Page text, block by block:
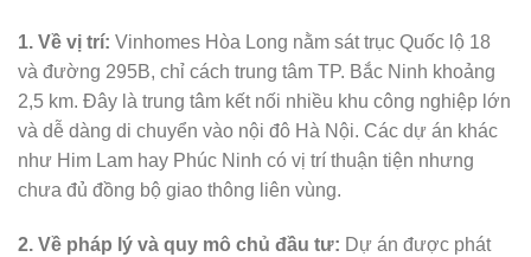
1. Về vị trí: Vinhomes Hòa Long nằm sát trục Quốc lộ 18
và đường 295B, chỉ cách trung tâm TP. Bắc Ninh khoảng
2,5 km. Đây là trung tâm kết nối nhiều khu công nghiệp lớn
và dễ dàng di chuyển vào nội đô Hà Nội. Các dự án khác
như Him Lam hay Phúc Ninh có vị trí thuận tiện nhưng
chưa đủ đồng bộ giao thông liên vùng.
2. Về pháp lý và quy mô chủ đầu tư: Dự án được phát